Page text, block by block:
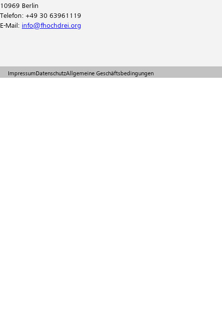
10969 Berlin
Telefon: +49 30 63961119
E-Mail: info@fhochdrei.org
ImpressumDatenschutzAllgemeine Geschäftsbedingungen